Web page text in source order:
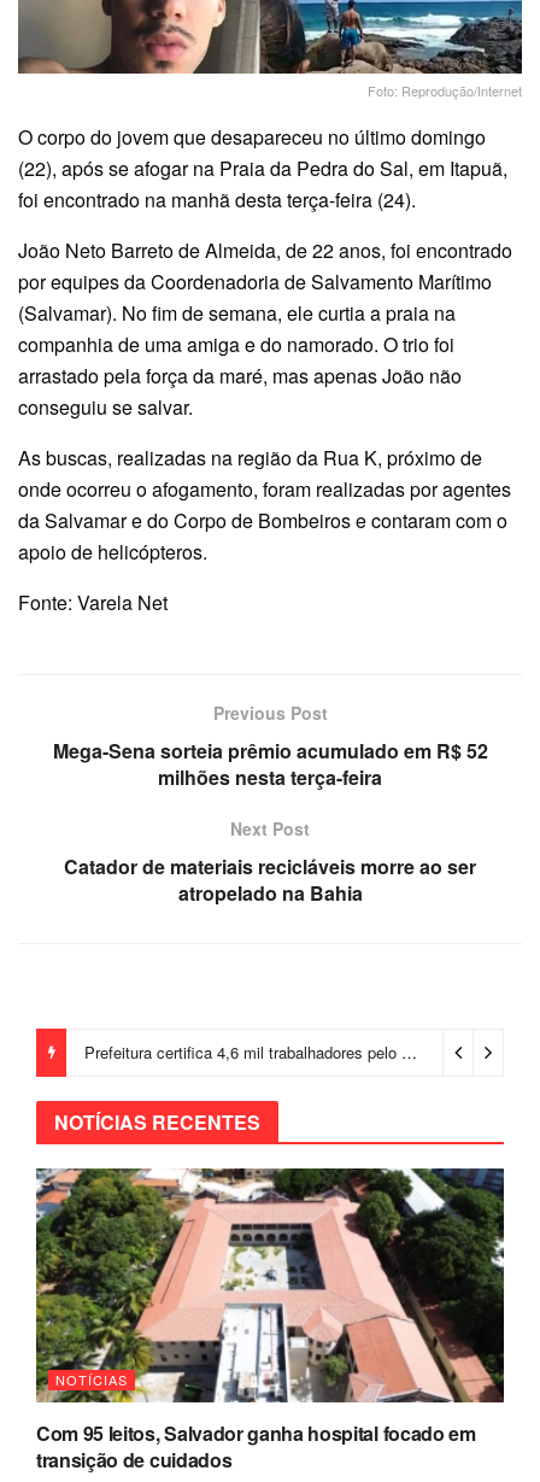
Foto: Reprodução/Internet
O corpo do jovem que desapareceu no último domingo
(22), após se afogar na Praia da Pedra do Sal, em Itapuã,
foi encontrado na manhã desta terça-feira (24).
João Neto Barreto de Almeida, de 22 anos, foi encontrado
por equipes da Coordenadoria de Salvamento Marítimo
(Salvamar). No fim de semana, ele curtia a praia na
companhia de uma amiga e do namorado. O trio foi
arrastado pela força da maré, mas apenas João não
conseguiu se salvar.
As buscas, realizadas na região da Rua K, próximo de
onde ocorreu o afogamento, foram realizadas por agentes
da Salvamar e do Corpo de Bombeiros e contaram com o
apoio de helicópteros.
Fonte: Varela Net
Previous Post
Mega-Sena sorteia prêmio acumulado em R$ 52
milhões nesta terça-feira
Next Post
Catador de materiais recicláveis morre ao ser
atropelado na Bahia
Prefeitura certifica 4,6 mil trabalhadores pelo programa Treinar para Empregar e realiza Feirão de Empregabilidade
NOTÍCIAS RECENTES
NOTÍCIAS
Com 95 leitos, Salvador ganha hospital focado em
transição de cuidados